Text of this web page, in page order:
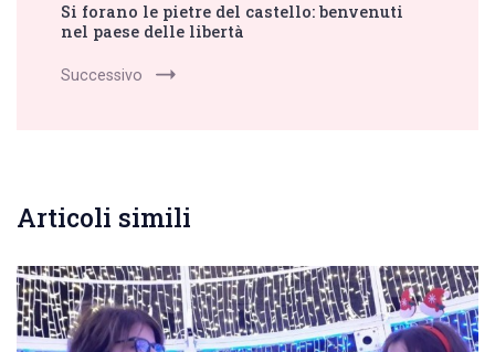
Si forano le pietre del castello: benvenuti
nel paese delle libertà
Successivo
Articoli simili